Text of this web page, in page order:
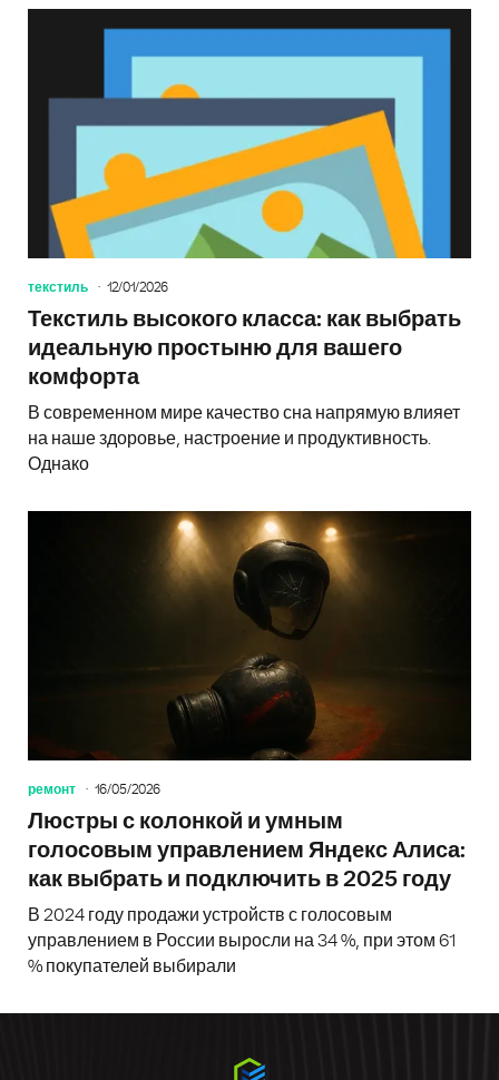
текстиль 12/01/2026
Текстиль высокого класса: как выбрать
идеальную простыню для вашего
комфорта
В современном мире качество сна напрямую влияет
на наше здоровье, настроение и продуктивность.
Однако
ремонт 16/05/2026
Люстры с колонкой и умным
голосовым управлением Яндекс Алиса:
как выбрать и подключить в 2025 году
В 2024 году продажи устройств с голосовым
управлением в России выросли на 34 %, при этом 61
% покупателей выбирали